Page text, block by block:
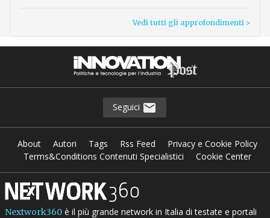
Vedi tutti gli approfondimenti >
Seguici
About Autori Tags Rss Feed
Privacy e Cookie Policy
Terms&Conditions Contenuti Specialistici
Cookie Center
Nextwork360è il più grande network in Italia di testate e portali